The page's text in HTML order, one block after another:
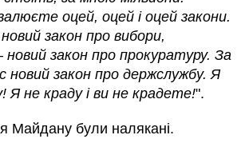
оцей, оцей і оцей закони.
закон про вибори,
новий закон про прокуратуру. За
новий закон про держслужбу. Я
Я не краду і ви не крадете!".
Майдану були налякані.